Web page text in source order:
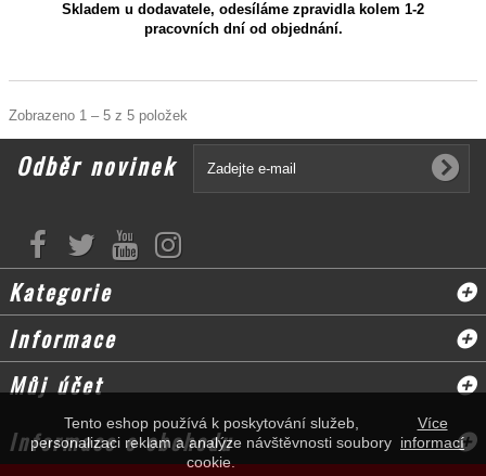
Tento eshop používá k poskytování služeb,
personalizaci reklam a analýze návštěvnosti soubory
cookie.
Více
informací
Skladem u dodavatele, odesíláme zpravidla kolem 1-2
pracovních dní od objednání.
Zobrazeno 1 – 5 z 5 položek
Odběr novinek
Kategorie
Informace
Můj účet
Informace o obchodu